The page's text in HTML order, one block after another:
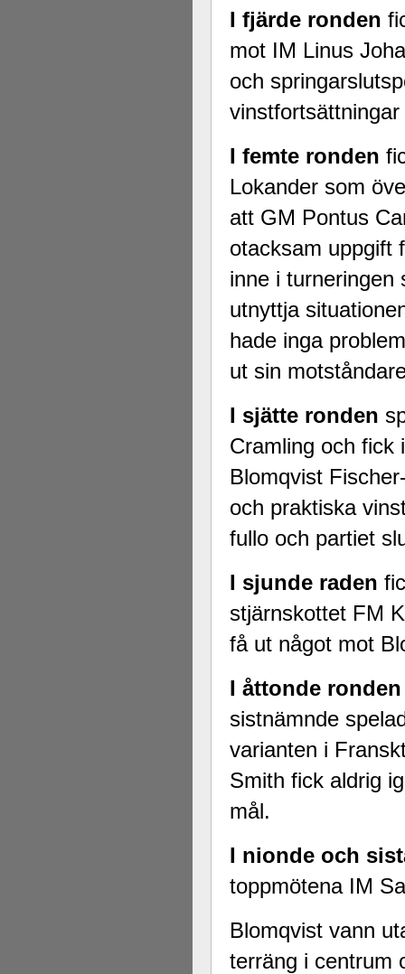
I fjärde ronden
mot IM Linus
och
I femte ronden
Lokander som
att GM Pontus
otacksam uppgift
inne i turneringen
utnyttja
hade inga
ut sin
I sjätte ronden
Cramling och fick
Blomqvist
och praktiska
fullo och partiet
I sjunde raden
stjärnskottet FM
få ut något mot
I åttonde ronden
sistnämnde
varianten i
Smith fick aldrig
mål.
I nionde och
toppmötena IM
Blomqvist vann
terräng i centrum